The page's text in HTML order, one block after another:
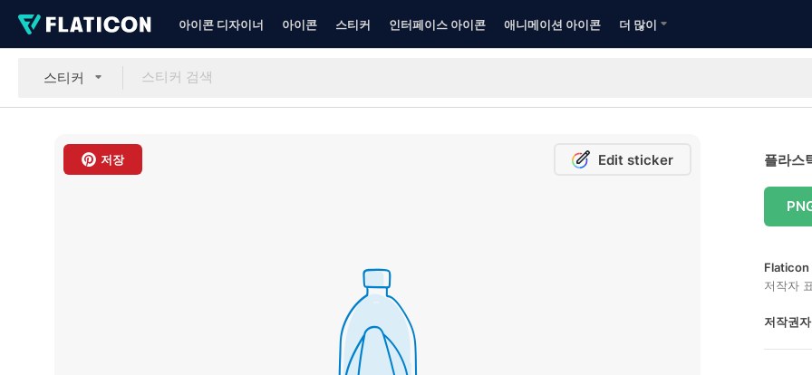
아이콘 디자이너 아이콘 스티커 인터페이스 아이콘 애니메이션 아이콘 더 많이
스티커
저장 Edit sticker 플라스
Flaticon
저작자
저작권